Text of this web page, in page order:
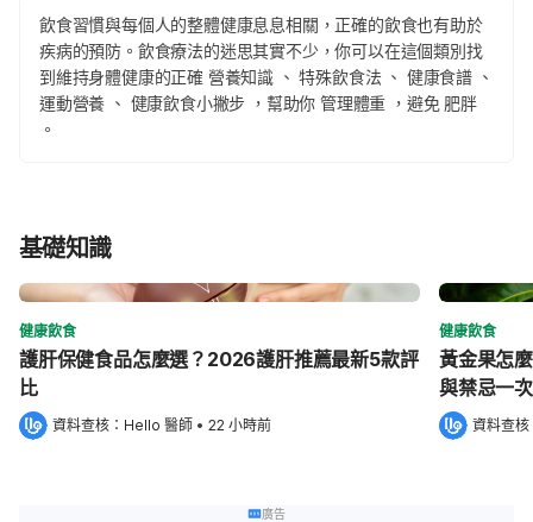
飲食習慣與每個人的整體健康息息相關，正確的飲食也有助於
疾病的預防。飲食療法的迷思其實不少，你可以在這個類別找
到維持身體健康的正確 營養知識 、 特殊飲食法 、 健康食譜 、
運動營養 、 健康飲食小撇步 ，幫助你 管理體重 ，避免 肥胖
。
基礎知識
健康飲食
護肝保健食品怎麼選？2026護肝推薦最新5款評
比
資料查核： Hello 醫師 • 22 小時前
健康飲食
黃金果怎
與禁忌一
資料查核
廣告